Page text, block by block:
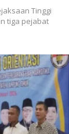
Tinggi
tiga pejabat